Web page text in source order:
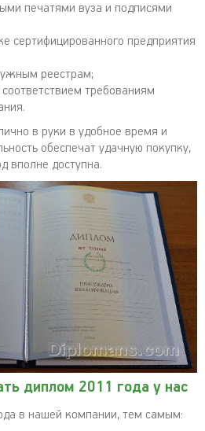
печатями вуза и подписями
сертифицированного предприятия
реестрам;
требованиям
в руки в удобное время и
обеспечат удачную покупку,
вполне доступна.
диплом 2011 года у нас
в нашей компании, тем самым: